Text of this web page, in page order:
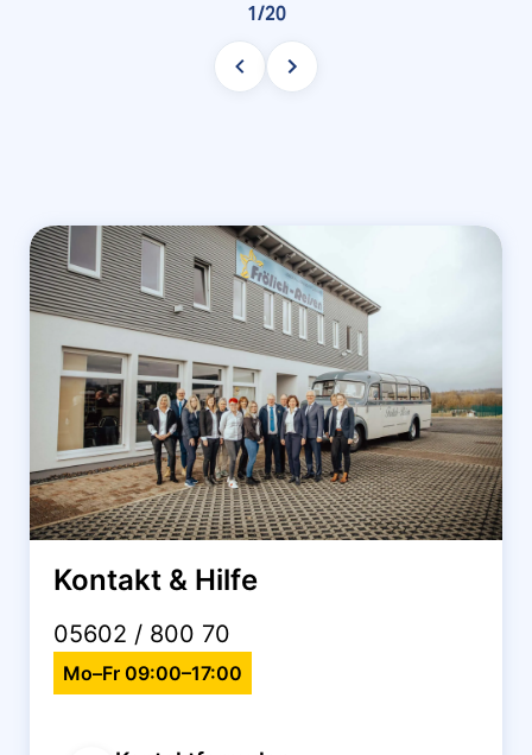
1/20
Kontakt & Hilfe
05602 / 800 70
Mo–Fr 09:00–17:00